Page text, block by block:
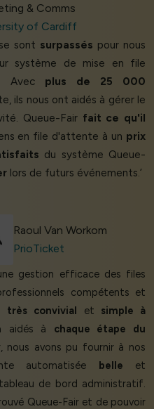
& Comms
of Cardiff
sont surpassés pour nous
système de mise en file
. Avec plus de 25 000
ils nous ont aidés à gérer le
Queue-Fair fait ce qu'il
en file d'attente à un prix
du système Queue-
lors de futurs événements.’
Raoul Van Workom
PrioTicket
gestion efficace des files
compétents et
très convivial et simple à
aidés à chaque étape du
nous avons pu fournir à nos
automatisée belle et
tableau de bord administratif.
Queue-Fair et de pouvoir